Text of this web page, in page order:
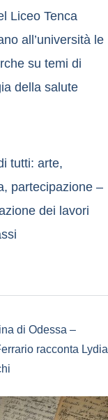
Liceo Tenca
all’università le
su temi di
della salute
tutti: arte,
partecipazione –
dei lavori
di Odessa –
racconta Lydia